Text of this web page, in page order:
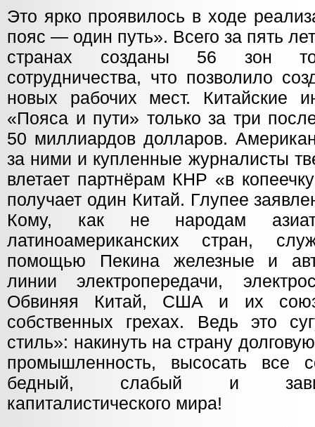
Это ярко проявилось в ходе
пояс — один путь». Всего за пять
странах созданы 56 зон
сотрудничества, что позволило
новых рабочих мест. Китайские
«Пояса и пути» только за три
50 миллиардов долларов.
за ними и купленные журналисты
влетает партнёрам КНР «в
получает один Китай. Глупее
Кому, как не народам
латиноамериканских стран,
помощью Пекина железные и
линии электропередачи,
Обвиняя Китай, США и их
собственных грехах. Ведь это
стиль»: накинуть на страну
промышленность, высосать все
бедный, слабый и
капиталистического мира!